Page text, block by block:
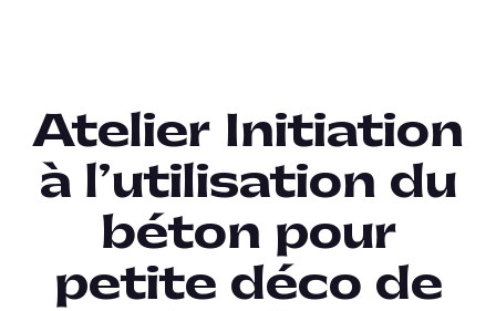
Atelier Initiation
à l’utilisation du
béton pour
petite déco de